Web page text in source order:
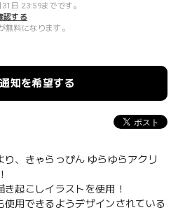
日 23:59までです。
認する
料になります。
知を希望する
、きゃらっぴん ゆらゆらアクリ
き起こしイラストを使用！
用できるようデザインされている